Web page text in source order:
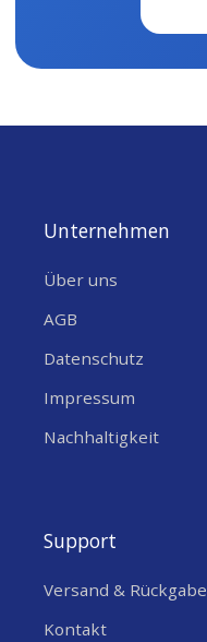
Unternehmen
Über uns
AGB
Datenschutz
Impressum
Nachhaltigkeit
Support
Versand & Rückgabe
Kontakt